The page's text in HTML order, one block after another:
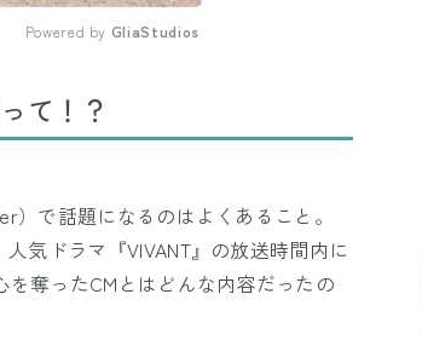
Powered by GliaStudios
て！？
で話題になるのはよくあること。
気ドラマ『VIVANT』の放送時間内に
奪ったCMとはどんな内容だったの